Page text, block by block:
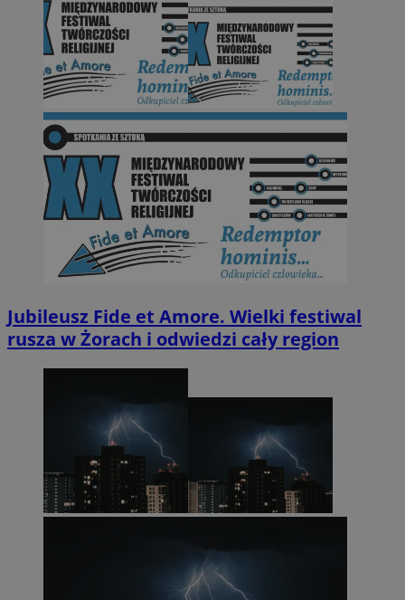
Jubileusz Fide et Amore. Wielki festiwal
rusza w Żorach i odwiedzi cały region